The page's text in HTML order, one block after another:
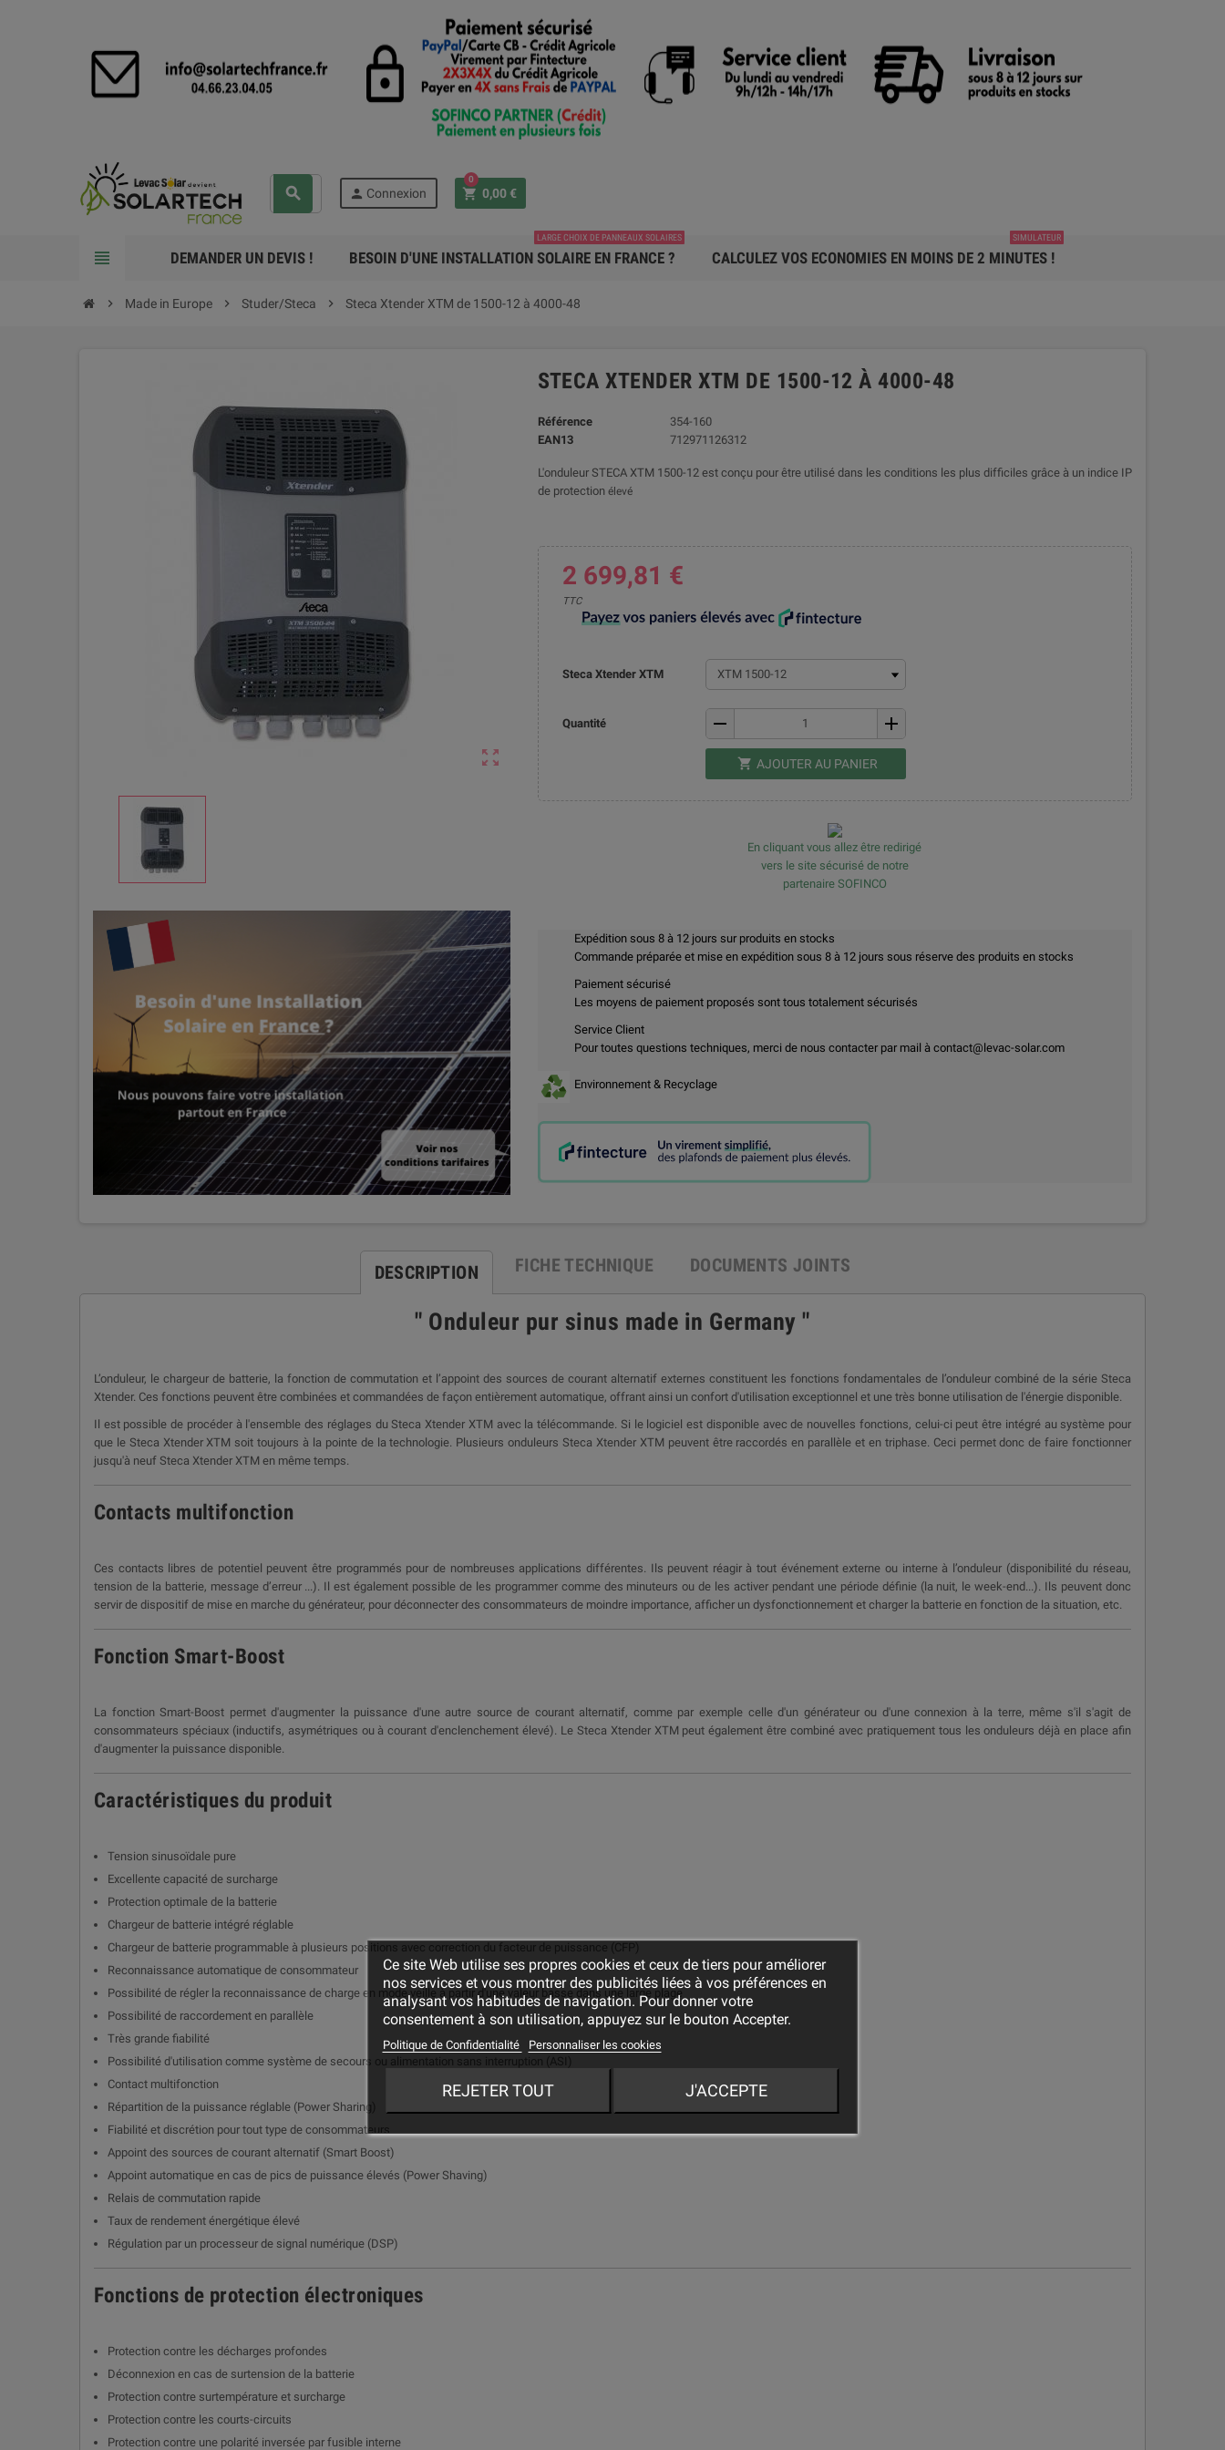
search person Connexion shopping_cart 0,00 €
0
view_headline DEMANDER UN DEVIS ! BESOIN D'UNE INSTALLATION SOLAIRE EN FRANCE ?
LARGE CHOIX DE PANNEAUX SOLAIRES
CALCULEZ VOS ECONOMIES EN MOINS DE 2 MINUTES !
SIMULATEUR
chevron_right Made in Europe chevron_right Studer/Steca chevron_right Steca Xtender XTM de 1500-12 à 4000-48
zoom_out_map
STECA XTENDER XTM DE 1500-12 À 4000-48
Référence
354-160
EAN13
712971126312
L'onduleur STECA XTM 1500-12 est conçu pour être utilisé dans les conditions les plus difficiles grâce à un indice IP
de protection élevé
2 699,81 €
TTC
Steca Xtender XTM
Quantité remove add
shopping_cart AJOUTER AU PANIER
En cliquant vous allez être redirigé
vers le site sécurisé de notre
partenaire SOFINCO
Expédition sous 8 à 12 jours sur produits en stocks
Commande préparée et mise en expédition sous 8 à 12 jours sous réserve des produits en stocks
Paiement sécurisé
Les moyens de paiement proposés sont tous totalement sécurisés
Service Client
Pour toutes questions techniques, merci de nous contacter par mail à contact@levac-solar.com
Environnement & Recyclage
DESCRIPTION FICHE TECHNIQUE DOCUMENTS JOINTS
" Onduleur pur sinus made in Germany "
L’onduleur, le chargeur de batterie, la fonction de commutation et l’appoint des sources de courant alternatif externes constituent les fonctions fondamentales de l’onduleur combiné de la série Steca
Xtender. Ces fonctions peuvent être combinées et commandées de façon entièrement automatique, offrant ainsi un confort d'utilisation exceptionnel et une très bonne utilisation de l'énergie disponible.
Il est possible de procéder à l'ensemble des réglages du Steca Xtender XTM avec la télécommande. Si le logiciel est disponible avec de nouvelles fonctions, celui-ci peut être intégré au système pour
que le Steca Xtender XTM soit toujours à la pointe de la technologie. Plusieurs onduleurs Steca Xtender XTM peuvent être raccordés en parallèle et en triphase. Ceci permet donc de faire fonctionner
jusqu'à neuf Steca Xtender XTM en même temps.
Contacts multifonction
Ces contacts libres de potentiel peuvent être programmés pour de nombreuses applications différentes. Ils peuvent réagir à tout événement externe ou interne à l’onduleur (disponibilité du réseau,
tension de la batterie, message d’erreur ...). Il est également possible de les programmer comme des minuteurs ou de les activer pendant une période définie (la nuit, le week-end...). Ils peuvent donc
servir de dispositif de mise en marche du générateur, pour déconnecter des consommateurs de moindre importance, afficher un dysfonctionnement et charger la batterie en fonction de la situation, etc.
Fonction Smart-Boost
La fonction Smart-Boost permet d'augmenter la puissance d'une autre source de courant alternatif, comme par exemple celle d'un générateur ou d'une connexion à la terre, même s'il s'agit de
consommateurs spéciaux (inductifs, asymétriques ou à courant d'enclenchement élevé). Le Steca Xtender XTM peut également être combiné avec pratiquement tous les onduleurs déjà en place afin
d'augmenter la puissance disponible.
Caractéristiques du produit
Tension sinusoïdale pure
Excellente capacité de surcharge
Protection optimale de la batterie
Chargeur de batterie intégré réglable
Chargeur de batterie programmable à plusieurs positions avec correction du facteur de puissance (CFP)
Reconnaissance automatique de consommateur
Possibilité de régler la reconnaissance de charge en mode veille à partir d'une valeur basse dans une large plage
Possibilité de raccordement en parallèle
Très grande fiabilité
Possibilité d'utilisation comme système de secours ou alimentation sans interruption (ASI)
Contact multifonction
Répartition de la puissance réglable (Power Sharing)
Fiabilité et discrétion pour tout type de consommateurs
Appoint des sources de courant alternatif (Smart Boost)
Appoint automatique en cas de pics de puissance élevés (Power Shaving)
Relais de commutation rapide
Taux de rendement énergétique élevé
Régulation par un processeur de signal numérique (DSP)
Fonctions de protection électroniques
Protection contre les décharges profondes
Déconnexion en cas de surtension de la batterie
Protection contre surtempérature et surcharge
Protection contre les courts-circuits
Protection contre une polarité inversée par fusible interne
Ce site Web utilise ses propres cookies et ceux de tiers pour améliorer
nos services et vous montrer des publicités liées à vos préférences en
analysant vos habitudes de navigation. Pour donner votre
consentement à son utilisation, appuyez sur le bouton Accepter.
Politique de Confidentialité Personnaliser les cookies
REJETER TOUT J'ACCEPTE